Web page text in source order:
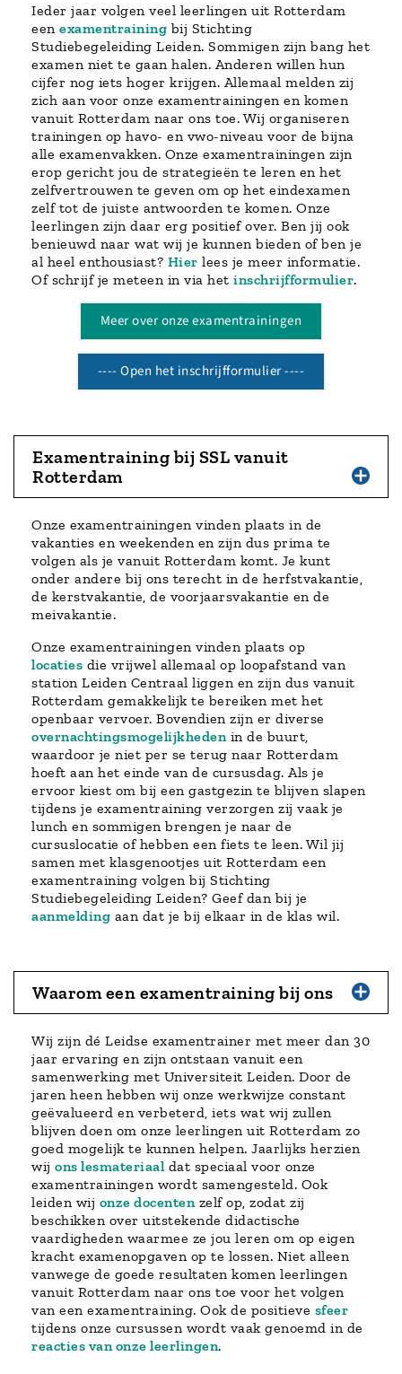
Ieder jaar volgen veel leerlingen uit Rotterdam
een examentraining bij Stichting
Studiebegeleiding Leiden. Sommigen zijn bang het
examen niet te gaan halen. Anderen willen hun
cijfer nog iets hoger krijgen. Allemaal melden zij
zich aan voor onze examentrainingen en komen
vanuit Rotterdam naar ons toe. Wij organiseren
trainingen op havo- en vwo-niveau voor de bijna
alle examenvakken. Onze examentrainingen zijn
erop gericht jou de strategieën te leren en het
zelfvertrouwen te geven om op het eindexamen
zelf tot de juiste antwoorden te komen. Onze
leerlingen zijn daar erg positief over. Ben jij ook
benieuwd naar wat wij je kunnen bieden of ben je
al heel enthousiast? Hier lees je meer informatie.
Of schrijf je meteen in via het inschrijfformulier.
Meer over onze examentrainingen
---- Open het inschrijfformulier ----
Examentraining bij SSL vanuit
Rotterdam
Onze examentrainingen vinden plaats in de
vakanties en weekenden en zijn dus prima te
volgen als je vanuit Rotterdam komt. Je kunt
onder andere bij ons terecht in de herfstvakantie,
de kerstvakantie, de voorjaarsvakantie en de
meivakantie.
Onze examentrainingen vinden plaats op
locaties die vrijwel allemaal op loopafstand van
station Leiden Centraal liggen en zijn dus vanuit
Rotterdam gemakkelijk te bereiken met het
openbaar vervoer. Bovendien zijn er diverse
overnachtingsmogelijkheden in de buurt,
waardoor je niet per se terug naar Rotterdam
hoeft aan het einde van de cursusdag. Als je
ervoor kiest om bij een gastgezin te blijven slapen
tijdens je examentraining verzorgen zij vaak je
lunch en sommigen brengen je naar de
cursuslocatie of hebben een fiets te leen. Wil jij
samen met klasgenootjes uit Rotterdam een
examentraining volgen bij Stichting
Studiebegeleiding Leiden? Geef dan bij je
aanmelding aan dat je bij elkaar in de klas wil.
Waarom een examentraining bij ons
Wij zijn dé Leidse examentrainer met meer dan 30
jaar ervaring en zijn ontstaan vanuit een
samenwerking met Universiteit Leiden. Door de
jaren heen hebben wij onze werkwijze constant
geëvalueerd en verbeterd, iets wat wij zullen
blijven doen om onze leerlingen uit Rotterdam zo
goed mogelijk te kunnen helpen. Jaarlijks herzien
wij ons lesmateriaal dat speciaal voor onze
examentrainingen wordt samengesteld. Ook
leiden wij onze docenten zelf op, zodat zij
beschikken over uitstekende didactische
vaardigheden waarmee ze jou leren om op eigen
kracht examenopgaven op te lossen. Niet alleen
vanwege de goede resultaten komen leerlingen
vanuit Rotterdam naar ons toe voor het volgen
van een examentraining. Ook de positieve sfeer
tijdens onze cursussen wordt vaak genoemd in de
reacties van onze leerlingen.